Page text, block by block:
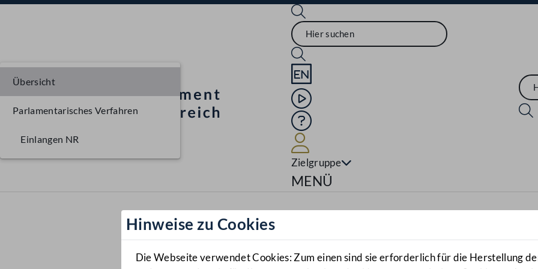
Sprache English
Mediathek
Hilfe
Zielgruppe
Navigationsmenü öffnen
MENÜ
Hinweise zu Cookies
Die Webseite verwendet Cookies: Zum einen sind sie erforderlich für die Herstellung
Übersicht
Parlamentarisches Verfahren
Einlangen NR